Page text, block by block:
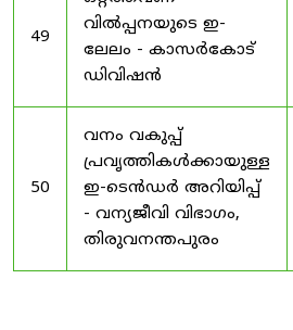
49
വിൽപ്പനയുടെ ഇ-
ലേലം - കാസർകോട്
ഡിവിഷൻ
50
വനം വകുപ്പ്
പ്രവൃത്തികൾക്കായുള്ള
ഇ-ടെൻഡർ അറിയിപ്പ്
- വന്യജീവി വിഭാഗം,
തിരുവനന്തപുരം